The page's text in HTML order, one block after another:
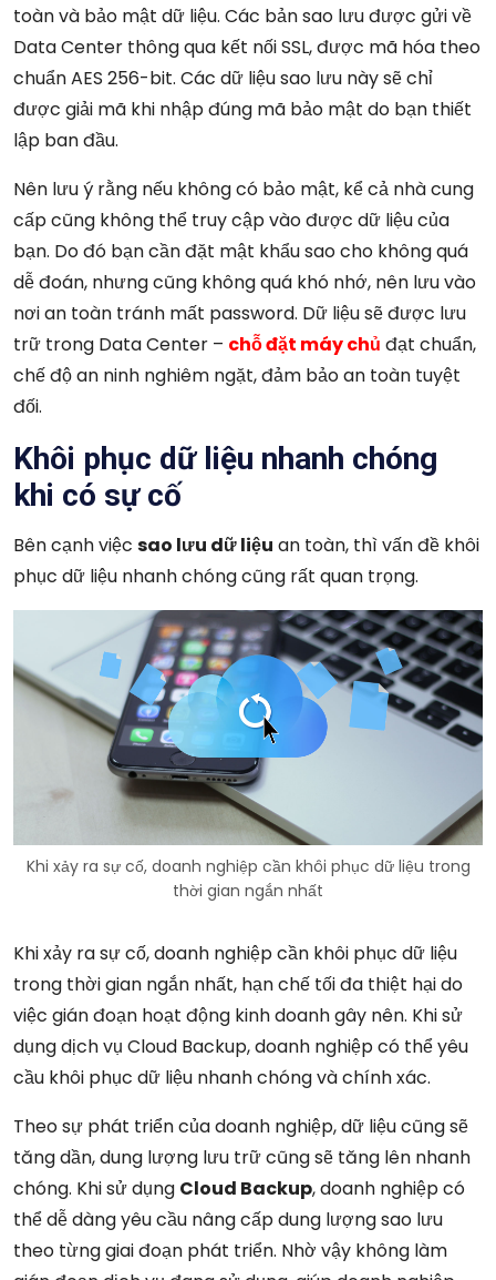
toàn và bảo mật dữ liệu. Các bản sao lưu được gửi về
Data Center thông qua kết nối SSL, được mã hóa theo
chuẩn AES 256-bit. Các dữ liệu sao lưu này sẽ chỉ
được giải mã khi nhập đúng mã bảo mật do bạn thiết
lập ban đầu.
Nên lưu ý rằng nếu không có bảo mật, kể cả nhà cung
cấp cũng không thể truy cập vào được dữ liệu của
bạn. Do đó bạn cần đặt mật khẩu sao cho không quá
dễ đoán, nhưng cũng không quá khó nhớ, nên lưu vào
nơi an toàn tránh mất password. Dữ liệu sẽ được lưu
trữ trong Data Center – chỗ đặt máy chủ đạt chuẩn,
chế độ an ninh nghiêm ngặt, đảm bảo an toàn tuyệt
đối.
Khôi phục dữ liệu nhanh chóng
khi có sự cố
Bên cạnh việc sao lưu dữ liệu an toàn, thì vấn đề khôi
phục dữ liệu nhanh chóng cũng rất quan trọng.
Khi xảy ra sự cố, doanh nghiệp cần khôi phục dữ liệu trong
thời gian ngắn nhất
Khi xảy ra sự cố, doanh nghiệp cần khôi phục dữ liệu
trong thời gian ngắn nhất, hạn chế tối đa thiệt hại do
việc gián đoạn hoạt động kinh doanh gây nên. Khi sử
dụng dịch vụ Cloud Backup, doanh nghiệp có thể yêu
cầu khôi phục dữ liệu nhanh chóng và chính xác.
Theo sự phát triển của doanh nghiệp, dữ liệu cũng sẽ
tăng dần, dung lượng lưu trữ cũng sẽ tăng lên nhanh
chóng. Khi sử dụng Cloud Backup, doanh nghiệp có
thể dễ dàng yêu cầu nâng cấp dung lượng sao lưu
theo từng giai đoạn phát triển. Nhờ vậy không làm